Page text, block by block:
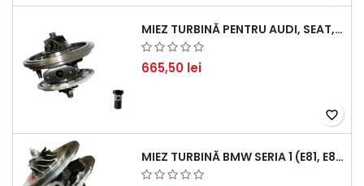
MIEZ TURBINĂ PENTRU AUDI, SEAT, SKODA ȘI VOLKSWAGEN - MOTORIZĂRI 2.0 TDI 103KW 140CP
665,50 lei
favorite_border
MIEZ TURBINĂ BMW SERIA 1 (E81, E87) 120 D - CREȘTEȚI PERFORMANȚA ȘI RĂSPUNSUL MOTORULUI